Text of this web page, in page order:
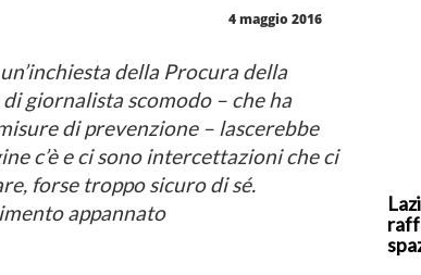
4 maggio 2016
della Procura della
giornalista scomodo – che ha
di prevenzione – lascerebbe
c’è e ci sono intercettazioni che ci
forse troppo sicuro di sé.
appannato